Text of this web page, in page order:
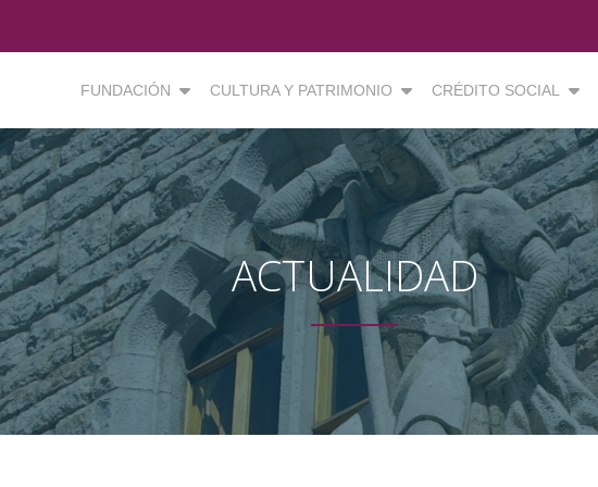
FUNDACIÓN CULTURA Y PATRIMONIO CRÉDITO SOCIAL
ACTUALIDAD